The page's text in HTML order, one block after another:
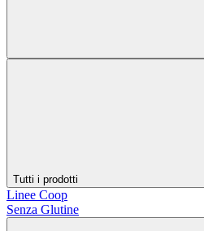
Tutti i prodotti
Linee Coop
Senza Glutine